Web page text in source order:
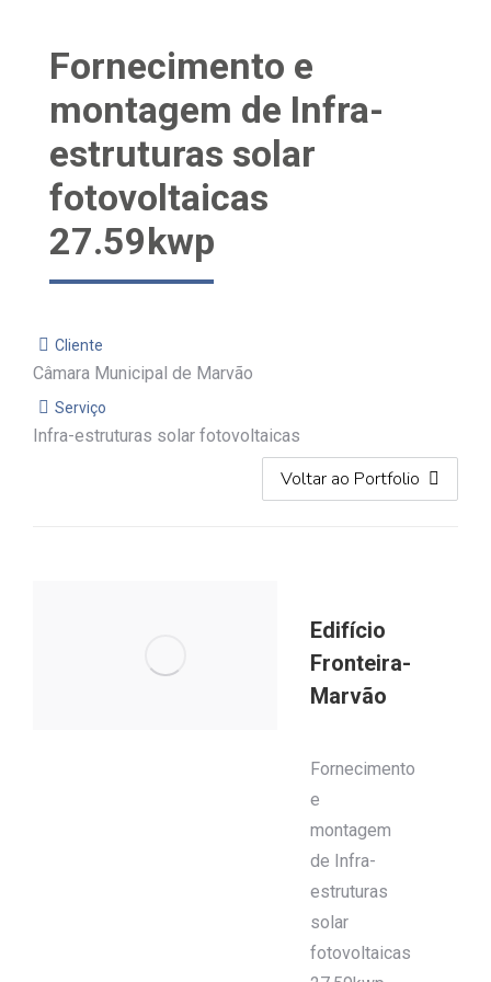
Fornecimento e
montagem de Infra-
estruturas solar
fotovoltaicas
27.59kwp
Cliente
Câmara Municipal de Marvão
Serviço
Infra-estruturas solar fotovoltaicas
Voltar ao Portfolio
Edifício
Fronteira-
Marvão
Fornecimento
e
montagem
de Infra-
estruturas
solar
fotovoltaicas